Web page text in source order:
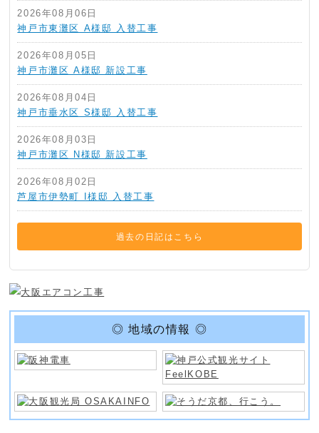
2026年08月06日
神戸市東灘区 A様邸 入替工事
2026年08月05日
神戸市灘区 A様邸 新設工事
2026年08月04日
神戸市垂水区 S様邸 入替工事
2026年08月03日
神戸市灘区 N様邸 新設工事
2026年08月02日
芦屋市伊勢町 I様邸 入替工事
過去の日記はこちら
◎ 地域の情報 ◎